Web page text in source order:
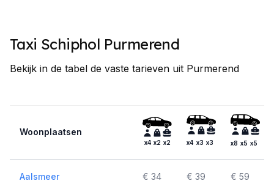
Taxi Schiphol Purmerend
Bekijk in de tabel de vaste tarieven uit Purmerend
Woonplaatsen
x4 x2 x2 x4 x3 x3 x8 x5 x5
Aalsmeer € 34 € 39 € 59